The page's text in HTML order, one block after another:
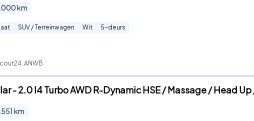
km
SUV / Terreinwagen Wit 5-deurs
ANWB
- 2.0 I4 Turbo AWD R-Dynamic HSE / Massage / Head
km